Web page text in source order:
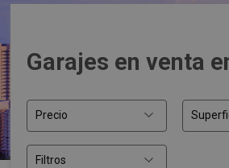
Garajes en venta
Precio
Filtros